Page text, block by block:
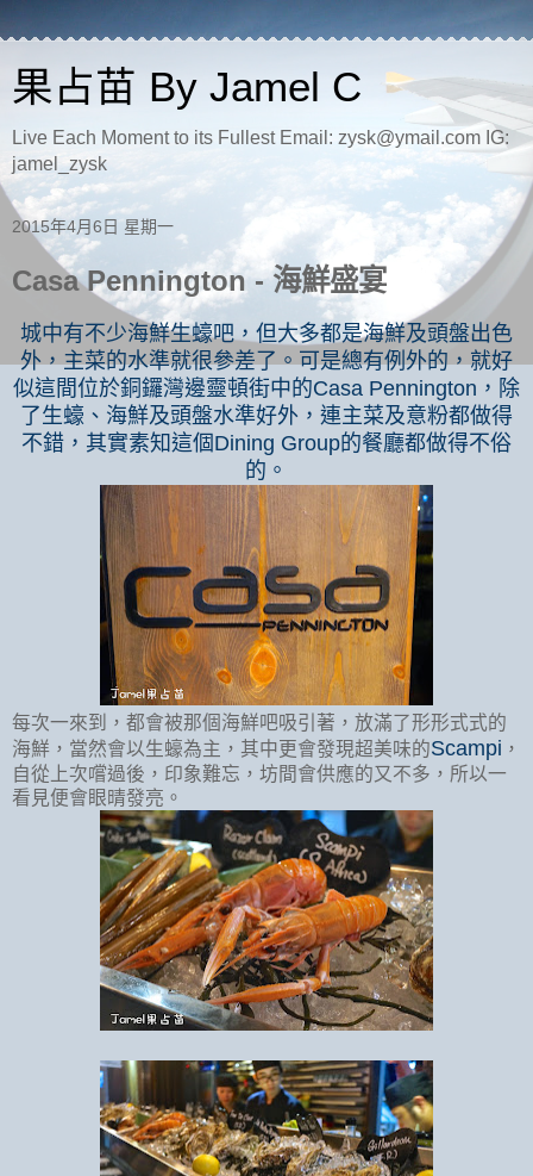
果占苗 By Jamel C
Live Each Moment to its Fullest Email: zysk@ymail.com IG:
jamel_zysk
2015年4月6日 星期一
Casa Pennington - 海鮮盛宴
城中有不少海鮮生蠔吧，但大多都是海鮮及頭盤出色
外，主菜的水準就很參差了。可是總有例外的，就好
似這間位於銅鑼灣邊靈頓街中的Casa Pennington ，除
了生蠔、海鮮及頭盤水準好外，連主菜及意粉都做得
不錯，其實素知這個Dining Group的餐廳都做得不俗
的。
每次一來到，都會被那個海鮮吧吸引著，放滿了形形式式的
海鮮，當然會以生蠔為主，其中更會發現超美味的Scampi ，
自從上次嚐過後，印象難忘，坊間會供應的又不多，所以一
看見便會眼晴發亮。